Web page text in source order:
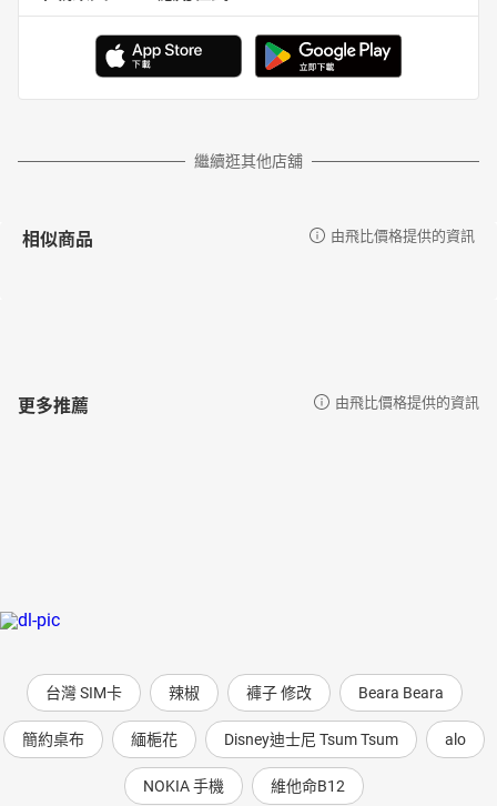
繼續逛其他店舖
相似商品 由飛比價格提供的資訊
更多推薦 由飛比價格提供的資訊
台灣 SIM卡 辣椒 褲子 修改 Beara Beara
簡約桌布 緬梔花 Disney迪士尼 Tsum Tsum alo
NOKIA 手機 維他命B12